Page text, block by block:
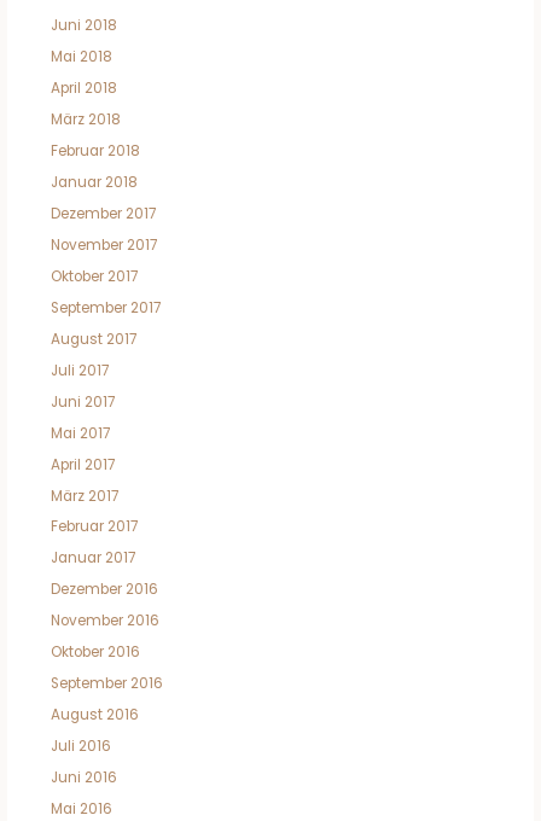
Juni 2018
Mai 2018
April 2018
März 2018
Februar 2018
Januar 2018
Dezember 2017
November 2017
Oktober 2017
September 2017
August 2017
Juli 2017
Juni 2017
Mai 2017
April 2017
März 2017
Februar 2017
Januar 2017
Dezember 2016
November 2016
Oktober 2016
September 2016
August 2016
Juli 2016
Juni 2016
Mai 2016